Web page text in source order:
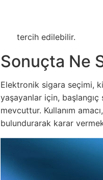
tercih edilebilir.
Sonuçta Ne
Elektronik sigara seçimi,
yaşayanlar için,
mevcuttur. Kullanım
bulundurarak karar vermek